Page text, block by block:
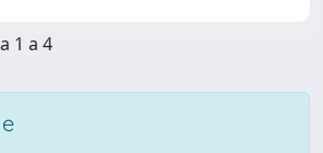
1 a 4